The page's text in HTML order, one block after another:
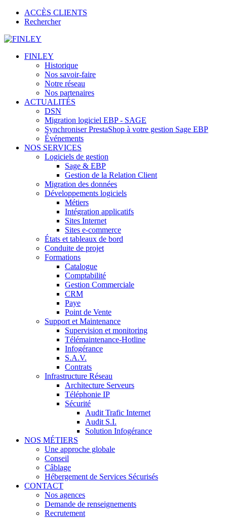
ACCÈS CLIENTS
Rechercher
FINLEY
Historique
Nos savoir-faire
Notre réseau
Nos partenaires
ACTUALITÉS
DSN
Migration logiciel EBP - SAGE
Synchroniser PrestaShop à votre gestion Sage EBP
Événements
NOS SERVICES
Logiciels de gestion
Sage & EBP
Gestion de la Relation Client
Migration des données
Développements logiciels
Métiers
Intégration applicatifs
Sites Internet
Sites e-commerce
États et tableaux de bord
Conduite de projet
Formations
Catalogue
Comptabilité
Gestion Commerciale
CRM
Paye
Point de Vente
Support et Maintenance
Supervision et monitoring
Télémaintenance-Hotline
Infogérance
S.A.V.
Contrats
Infrastructure Réseau
Architecture Serveurs
Téléphonie IP
Sécurité
Audit Trafic Internet
Audit S.I.
Solution Infogérance
NOS MÉTIERS
Une approche globale
Conseil
Câblage
Hébergement de Services Sécurisés
CONTACT
Nos agences
Demande de renseignements
Recrutement